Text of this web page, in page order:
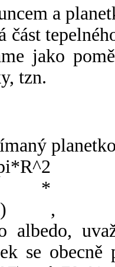
a
část
jako
tzn.
,
albedo,
se